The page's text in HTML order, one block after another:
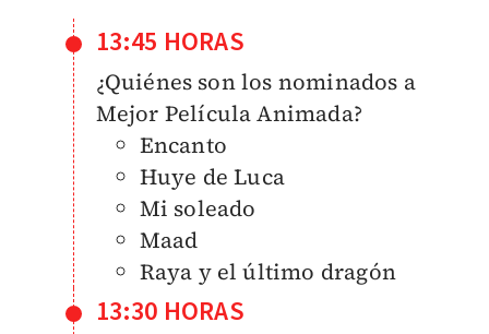
13:45 HORAS
¿Quiénes son los nominados a
Mejor Película Animada?
Encanto
Huye de Luca
Mi soleado
Maad
Raya y el último dragón
13:30 HORAS